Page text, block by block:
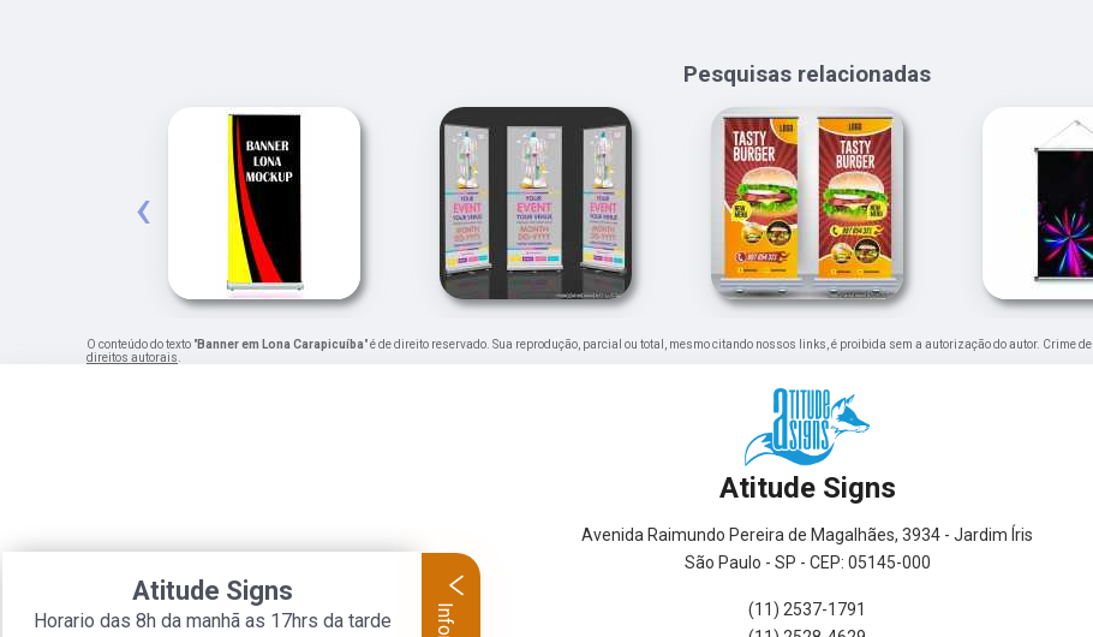
Pesquisas relacionadas
‹
O conteúdo do texto "Banner em Lona Carapicuíba" é de direito reservado. Sua reprodução, parcial ou total, mesmo citando nossos links, é proibida sem a autorização do autor. Crime
direitos autorais
Atitude Signs
Avenida Raimundo Pereira de Magalhães, 3934 - Jardim Íris
São Paulo - SP - CEP: 05145-000
(11) 2537-1791
Atitude Signs
Horario das 8h da manhã as 17hrs da tarde